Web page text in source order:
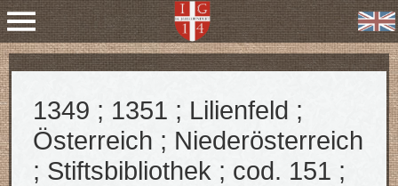
1349 ; 1351 ; Lilienfeld ;
Österreich ; Niederösterreich
; Stiftsbibliothek ; cod. 151 ;